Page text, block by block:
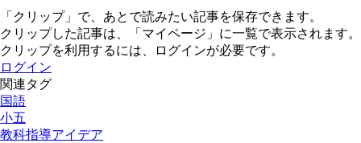
「クリップ」で、あとで読みたい記事を保存できます。
クリップした記事は、「マイページ」に一覧で表示されます。
クリップを利用するには、ログインが必要です。
ログイン
関連タグ
国語
小五
教科指導アイデア